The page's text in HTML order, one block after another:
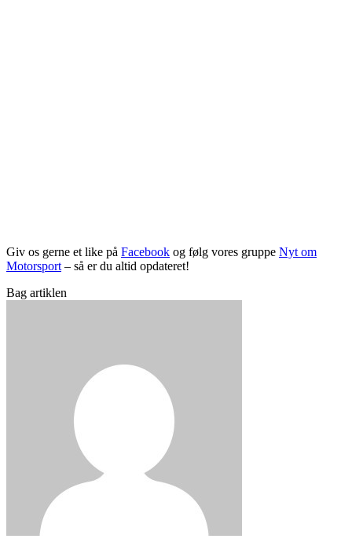
Giv os gerne et like på Facebook og følg vores gruppe Nyt om
Motorsport – så er du altid opdateret!
Bag artiklen